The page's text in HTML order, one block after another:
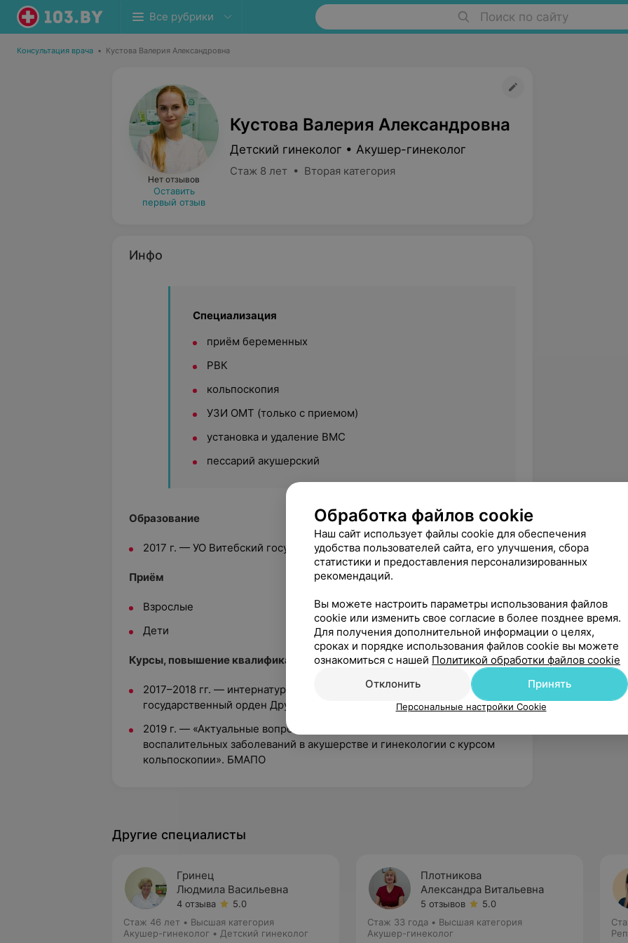
Все рубрики Поиск по сайту
Консультация врача • Кустова Валерия Александровна
Нет отзывов
Оставить
первый отзыв
Кустова Валерия Александровна
Детский гинеколог • Акушер-гинеколог
Стаж 8 лет • Вторая категория
Инфо
Специализация
приём беременных
РВК
кольпоскопия
УЗИ ОМТ (только с приемом)
установка и удаление ВМС
пессарий акушерский
Образование
2017 г. — УО Витебский государственный медицинский университет.
Приём
Взрослые
Дети
Курсы, повышение квалификации
2017–2018 гг. — интернатура «Акушерство и гинекология». Витебский
государственный орден Дружбы народов медицинский университет.
2019 г. — «Актуальные вопросы профилактики и лечения
воспалительных заболеваний в акушерстве и гинекологии с курсом
кольпоскопии». БМАПО
Другие специалисты
Гринец
Людмила Васильевна
4 отзыва
5.0
Стаж 46 лет • Высшая категория
Акушер-гинеколог • Детский гинеколог
Плотникова
Александра Витальевна
5 отзывов
5.0
Стаж 33 года • Высшая категория
Акушер-гинеколог
Обработка файлов cookie
Наш сайт использует файлы cookie для обеспечения
удобства пользователей сайта, его улучшения, сбора
статистики и предоставления персонализированных
рекомендаций.
Вы можете настроить параметры использования файлов
cookie или изменить свое согласие в более позднее время.
Для получения дополнительной информации о целях,
сроках и порядке использования файлов cookie вы можете
ознакомиться с нашей Политикой обработки файлов cookie
Отклонить
Принять
Персональные настройки Cookie